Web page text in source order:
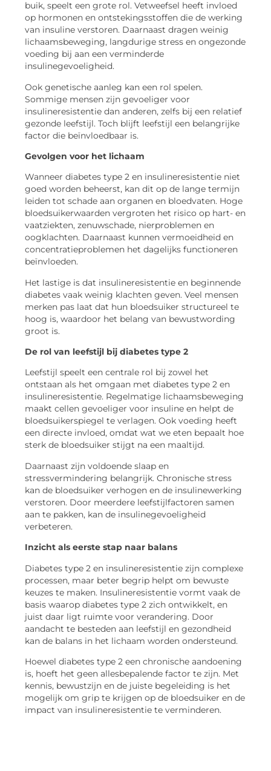
buik, speelt een grote rol. Vetweefsel heeft invloed
op hormonen en ontstekingsstoffen die de werking
van insuline verstoren. Daarnaast dragen weinig
lichaamsbeweging, langdurige stress en ongezonde
voeding bij aan een verminderde
insulinegevoeligheid.
Ook genetische aanleg kan een rol spelen.
Sommige mensen zijn gevoeliger voor
insulineresistentie dan anderen, zelfs bij een relatief
gezonde leefstijl. Toch blijft leefstijl een belangrijke
factor die beïnvloedbaar is.
Gevolgen voor het lichaam
Wanneer diabetes type 2 en insulineresistentie niet
goed worden beheerst, kan dit op de lange termijn
leiden tot schade aan organen en bloedvaten. Hoge
bloedsuikerwaarden vergroten het risico op hart- en
vaatziekten, zenuwschade, nierproblemen en
oogklachten. Daarnaast kunnen vermoeidheid en
concentratieproblemen het dagelijks functioneren
beïnvloeden.
Het lastige is dat insulineresistentie en beginnende
diabetes vaak weinig klachten geven. Veel mensen
merken pas laat dat hun bloedsuiker structureel te
hoog is, waardoor het belang van bewustwording
groot is.
De rol van leefstijl bij diabetes type 2
Leefstijl speelt een centrale rol bij zowel het
ontstaan als het omgaan met diabetes type 2 en
insulineresistentie. Regelmatige lichaamsbeweging
maakt cellen gevoeliger voor insuline en helpt de
bloedsuikerspiegel te verlagen. Ook voeding heeft
een directe invloed, omdat wat we eten bepaalt hoe
sterk de bloedsuiker stijgt na een maaltijd.
Daarnaast zijn voldoende slaap en
stressvermindering belangrijk. Chronische stress
kan de bloedsuiker verhogen en de insulinewerking
verstoren. Door meerdere leefstijlfactoren samen
aan te pakken, kan de insulinegevoeligheid
verbeteren.
Inzicht als eerste stap naar balans
Diabetes type 2 en insulineresistentie zijn complexe
processen, maar beter begrip helpt om bewuste
keuzes te maken. Insulineresistentie vormt vaak de
basis waarop diabetes type 2 zich ontwikkelt, en
juist daar ligt ruimte voor verandering. Door
aandacht te besteden aan leefstijl en gezondheid
kan de balans in het lichaam worden ondersteund.
Hoewel diabetes type 2 een chronische aandoening
is, hoeft het geen allesbepalende factor te zijn. Met
kennis, bewustzijn en de juiste begeleiding is het
mogelijk om grip te krijgen op de bloedsuiker en de
impact van insulineresistentie te verminderen.